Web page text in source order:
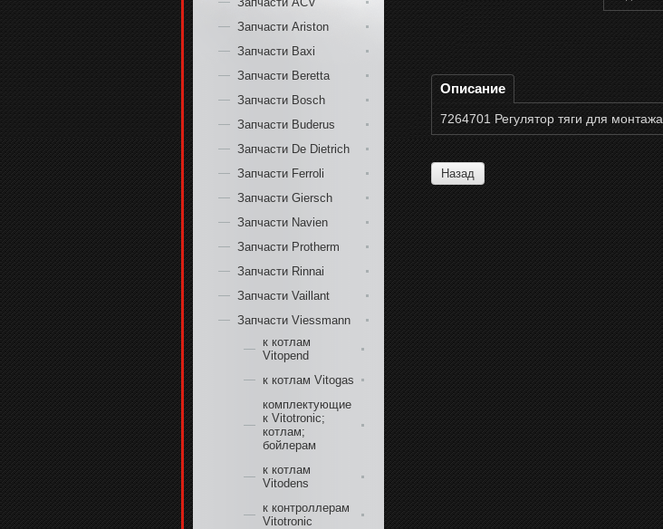
Описание
7264701 Регулятор тяги для
Назад
Запчасти Ariston
Запчасти Baxi
Запчасти Beretta
Запчасти Bosch
Запчасти Buderus
Запчасти De Dietrich
Запчасти Ferroli
Запчасти Giersch
Запчасти Navien
Запчасти Protherm
Запчасти Rinnai
Запчасти Vaillant
Запчасти Viessmann
к котлам
Vitopend
к котлам Vitogas
комплектующие
к Vitotroniс;
котлам;
бойлерам
к котлам
Vitodens
к контроллерам
Vitotroniс